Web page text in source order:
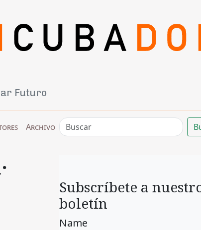
Futuro
Archivo
Subscríbete a
boletín
Name